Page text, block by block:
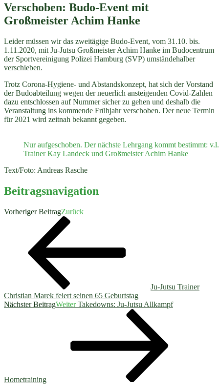
Verschoben: Budo-Event mit
Großmeister Achim Hanke
Leider müssen wir das zweitägige Budo-Event, vom 31.10. bis.
1.11.2020, mit Ju-Jutsu Großmeister Achim Hanke im Budocentrum
der Sportvereinigung Polizei Hamburg (SVP) umständehalber
verschieben.
Trotz Corona-Hygiene- und Abstandskonzept, hat sich der Vorstand
der Budoabteilung wegen der neuerlich ansteigenden Covid-Zahlen
dazu entschlossen auf Nummer sicher zu gehen und deshalb die
Veranstaltung ins kommende Frühjahr verschoben. Der neue Termin
für 2021 wird zeitnah bekannt gegeben.
Nur aufgeschoben. Der nächste Lehrgang kommt bestimmt:
Trainer Kay Landeck und Großmeister Achim Hanke
Text/Foto: Andreas Rasche
Beitragsnavigation
Vorheriger BeitragZurück
Ju-Jutsu Trainer
Christian Marek feiert seinen 65 Geburtstag
Nächster BeitragWeiter Takedowns: Ju-Jutsu Allkampf
Hometraining